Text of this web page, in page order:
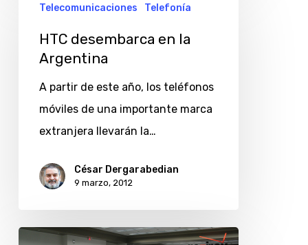
desembarca
Argentina
Telecomunicaciones Telefonía
HTC desembarca en la
Argentina
A partir de este año, los teléfonos
móviles de una importante marca
extranjera llevarán la…
César Dergarabedian
9 marzo, 2012